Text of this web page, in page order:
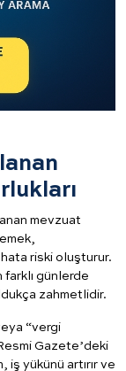
mevzuat
riski oluşturur.
farklı günlerde
zahmetlidir.
“vergi
Gazete’deki
iş yükünü artırır ve